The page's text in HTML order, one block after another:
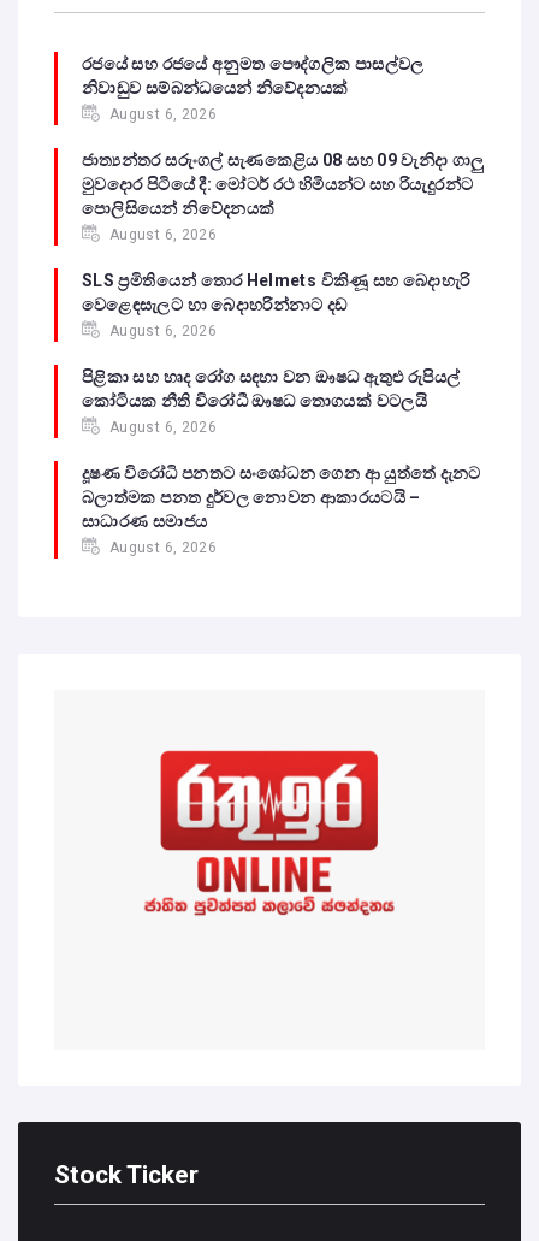
රජයේ සහ රජයේ අනුමත පෞද්ගලික පාසල්වල
නිවාඩුව සම්බන්ධයෙන් නිවේදනයක්
August 6, 2026
ජාත්‍යන්තර සරුංගල් සැණකෙළිය 08 සහ 09 වැනිදා ගාලු
මුවදොර පිටියේ දී: මෝටර් රථ හිමියන්ට සහ රියැදුරන්ට
පොලිසියෙන් නිවේදනයක්
August 6, 2026
SLS ප්‍රමිතියෙන් තොර Helmets විකිණූ සහ බෙදාහැරි
වෙළෙඳසැලට හා බෙදාහරින්නාට දඩ
August 6, 2026
පිළිකා සහ හෘද රෝග සඳහා වන ඖෂධ ඇතුළු රුපියල්
කෝටියක නීති විරෝධී ඖෂධ තොගයක් වටලයි
August 6, 2026
දූෂණ විරෝධි පනතට සංශෝධන ගෙන ආ යුත්තේ දැනට
බලාත්මක පනත දුර්වල නොවන ආකාරයටයි –
සාධාරණ සමාජය
August 6, 2026
Stock Ticker